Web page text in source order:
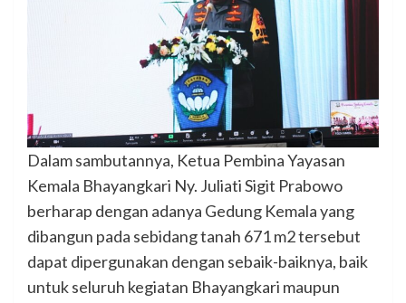
Dalam sambutannya, Ketua Pembina Yayasan
Kemala Bhayangkari Ny. Juliati Sigit Prabowo
berharap dengan adanya Gedung Kemala yang
dibangun pada sebidang tanah 671 m2 tersebut
dapat dipergunakan dengan sebaik-baiknya, baik
untuk seluruh kegiatan Bhayangkari maupun